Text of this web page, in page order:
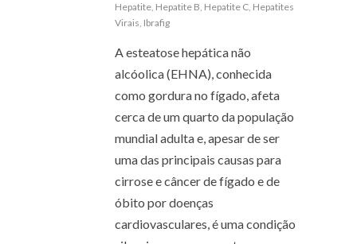
Hepatite, Hepatite B, Hepatite C, Hepatites
Virais, Ibrafig
A esteatose hepática não
alcóolica (EHNA), conhecida
como gordura no fígado, afeta
cerca de um quarto da população
mundial adulta e, apesar de ser
uma das principais causas para
cirrose e câncer de fígado e de
óbito por doenças
cardiovasculares, é uma condição